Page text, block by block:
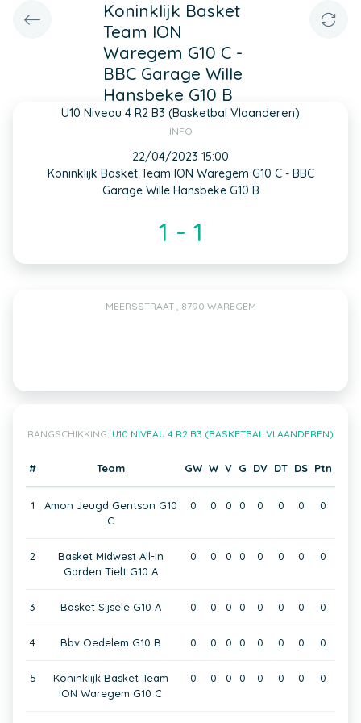
Koninklijk Basket
Team ION
Waregem G10 C -
BBC Garage Wille
Hansbeke G10 B
U10 Niveau 4 R2 B3 (Basketbal Vlaanderen)
INFO
22/04/2023 15:00
Koninklijk Basket Team ION Waregem G10 C - BBC
Garage Wille Hansbeke G10 B
1 - 1
MEERSSTRAAT , 8790 WAREGEM
RANGSCHIKKING: U10 NIVEAU 4 R2 B3 (BASKETBAL VLAANDEREN)
# Team GW W V G DV DT DS Ptn
1
Amon Jeugd Gentson G10
C
0 0 0 0 0 0 0 0
2
Basket Midwest All-in
Garden Tielt G10 A
0 0 0 0 0 0 0 0
3 Basket Sijsele G10 A 0 0 0 0 0 0 0 0
4 Bbv Oedelem G10 B 0 0 0 0 0 0 0 0
5
Koninklijk Basket Team
ION Waregem G10 C
0 0 0 0 0 0 0 0